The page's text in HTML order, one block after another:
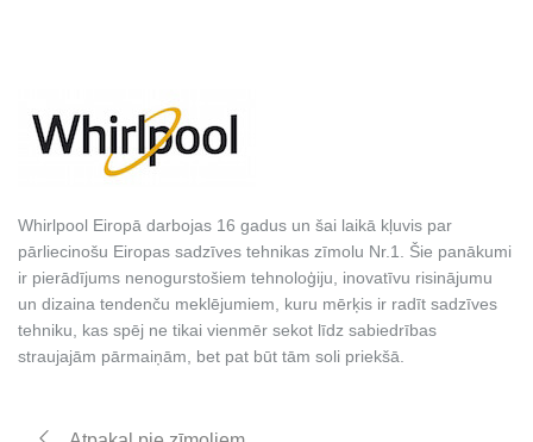
Whirlpool Eiropā darbojas 16 gadus un šai laikā kļuvis par
pārliecinošu Eiropas sadzīves tehnikas zīmolu Nr.1. Šie panākumi
ir pierādījums nenogurstošiem tehnoloģiju, inovatīvu risinājumu
un dizaina tendenču meklējumiem, kuru mērķis ir radīt sadzīves
tehniku, kas spēj ne tikai vienmēr sekot līdz sabiedrības
straujajām pārmaiņām, bet pat būt tām soli priekšā.